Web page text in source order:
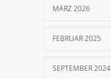
MÄRZ 2026
FEBRUAR 2025
SEPTEMBER 2024